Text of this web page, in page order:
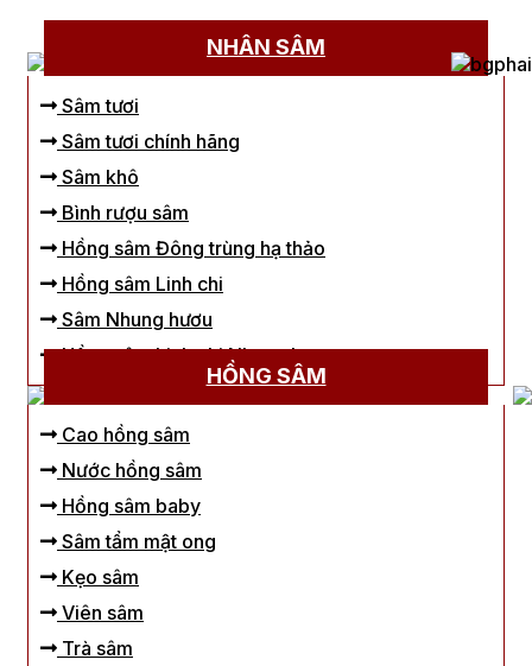
NHÂN SÂM
Sâm tươi
Sâm tươi chính hãng
Sâm khô
Bình rượu sâm
Hồng sâm Đông trùng hạ thảo
Hồng sâm Linh chi
Sâm Nhung hươu
Hồng sâm Linh chi Nhung hươu
HỒNG SÂM
Cao hồng sâm
Nước hồng sâm
Hồng sâm baby
Sâm tẩm mật ong
Kẹo sâm
Viên sâm
Trà sâm